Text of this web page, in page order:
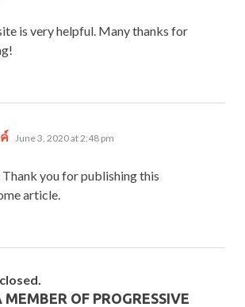
is very helpful. Many thanks for
says:
June 3, 2020 at 2:48 pm
you for publishing this
article.
MEMBER OF PROGRESSIVE